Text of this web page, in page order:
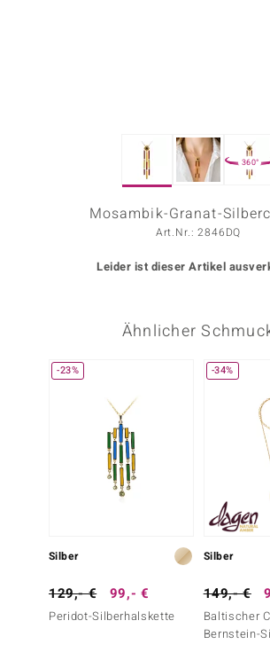
360°
Mosambik-Granat-
Art.Nr.: 2846DQ
Leider ist dieser Artikel
Ähnlicher
-23%
Silber
129,- € 99,- €
Peridot-Silberhalskette
-34%
Silber
149,- €
Baltischer
Bernstein-